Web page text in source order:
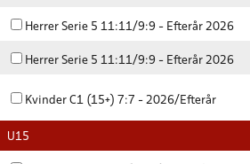
Herrer Serie 5 11:11/9:9 - Efterår 2026
Herrer Serie 5 11:11/9:9 - Efterår 2026
Kvinder C1 (15+) 7:7 - 2026/Efterår
U15